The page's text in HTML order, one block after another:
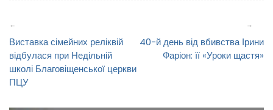
Виставка сімейних реліквій
відбулася при Недільній
школі Благовіщенської церкви
ПЦУ
40-й день від вбивства Ірини
Фаріон: її «Уроки щастя»